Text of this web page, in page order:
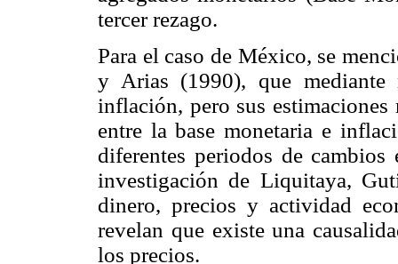
tercer rezago.
Para el caso de México, se
y Arias (1990), que mediante
inflación, pero sus
entre la base monetaria e
diferentes periodos de
investigación de Liquitaya,
dinero, precios y actividad
revelan que existe una
los precios.